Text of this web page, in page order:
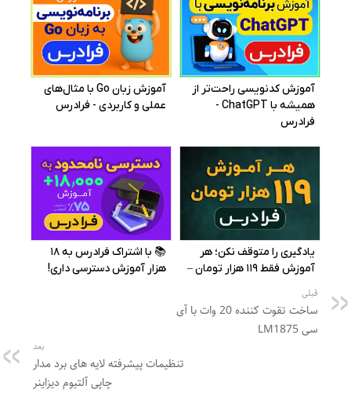
قبلی
ساخت تقوت کننده 20 وات با آی
سی LM1875
بعد
تنظیمات پیشرفته لایه های برد مدار
چاپی آلتیوم دیزاینر